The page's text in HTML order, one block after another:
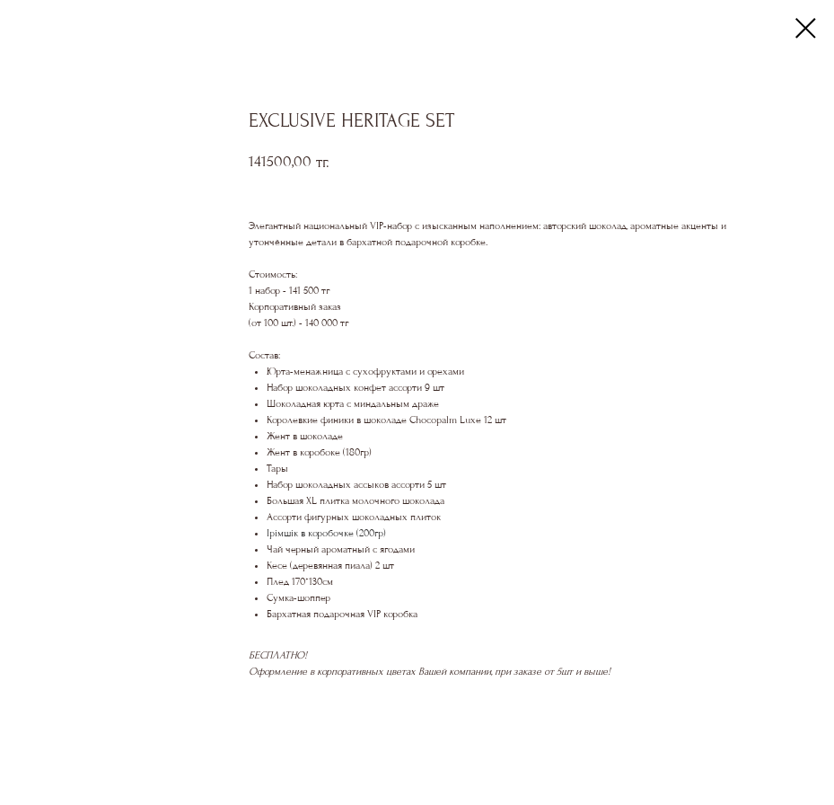
EXCLUSIVE HERITAGE SET
141500,00 тг.
Элегантный национальный VIP-набор с изысканным наполнением: авторский шоколад, ароматные акценты и
утончённые детали в бархатной подарочной коробке.
Стоимость:
1 набор - 141 500 тг
Корпоративный заказ
(от 100 шт.) - 140 000 тг
Состав:
Юрта-менажница с сухофруктами и орехами
Набор шоколадных конфет ассорти 9 шт
Шоколадная юрта с миндальным драже
Королевкие финики в шоколаде Chocopalm Luxe 12 шт
Жент в шоколаде
Жент в коробоке (180гр)
Тары
Набор шоколадных ассыков ассорти 5 шт
Большая XL плитка молочного шоколада
Ассорти фигурных шоколадных плиток
Ірімшік в коробочке (200гр)
Чай черный ароматный с ягодами
Кесе (деревянная пиала) 2 шт
Плед 170*130см
Сумка-шоппер
Бархатная подарочная VIP коробка
БЕСПЛАТНО!
Оформление в корпоративных цветах Вашей компании, при заказе от 5шт и выше!